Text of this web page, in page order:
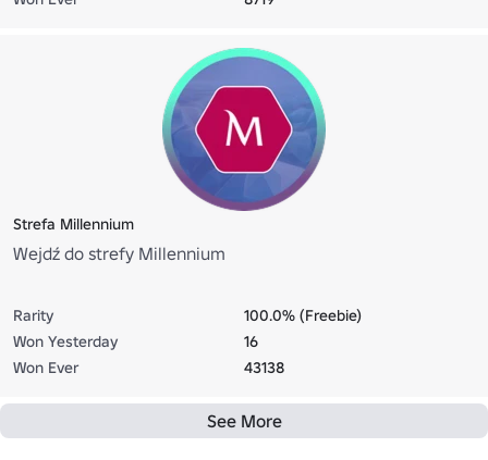
Strefa Millennium
Wejdź do strefy Millennium
Rarity
100.0% (Freebie)
Won Yesterday
16
Won Ever
43138
See More